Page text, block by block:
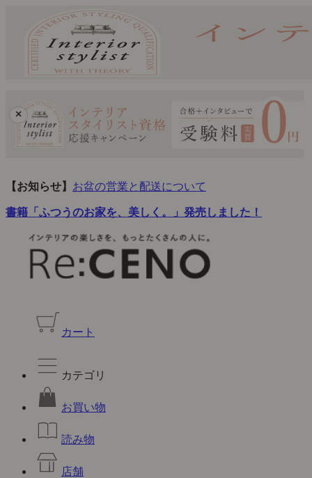
×
【お知らせ】 お盆の営業と配送について
書籍「ふつうのお家を、美しく。」発売しました！
カート
カテゴリ
お買い物
読み物
店舗